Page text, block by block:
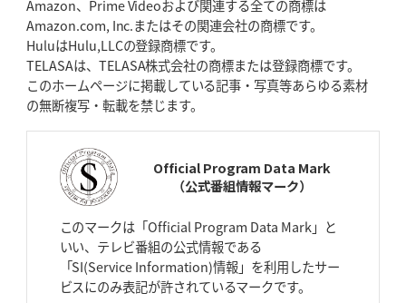
元代表ラピース、今季限りで引退「クボタは10年いた自分のホーム」
2026年4月16日(木)更新
BL東京「強化拠点」を「共有財産」に新クラブハウスは「皆に開かれ
た空間」
2026年4月9日(木)更新
スティーラーズ、名門復活の足音
2026年4月2日(木)更新
2026年3月26日(木)更新
AZ-COM丸和、リーグワンへ参入決定 「フィールド丸ごと計測機器」の
Amazon、Prime Videoおよび関連する全ての商標は
Amazon.com, Inc.またはその関連会社の商標です。
HuluはHulu,LLCの登録商標です。
TELASAは、TELASA株式会社の商標または登録商標です。
このホームページに掲載している記事・写真等あらゆる素材
の無断複写・転載を禁じます。
Official Program Data Mark
（公式番組情報マーク）
このマークは「Official Program Data Mark」と
いい、テレビ番組の公式情報である
「SI(Service Information)情報」を利用したサー
ビスにのみ表記が許されているマークです。